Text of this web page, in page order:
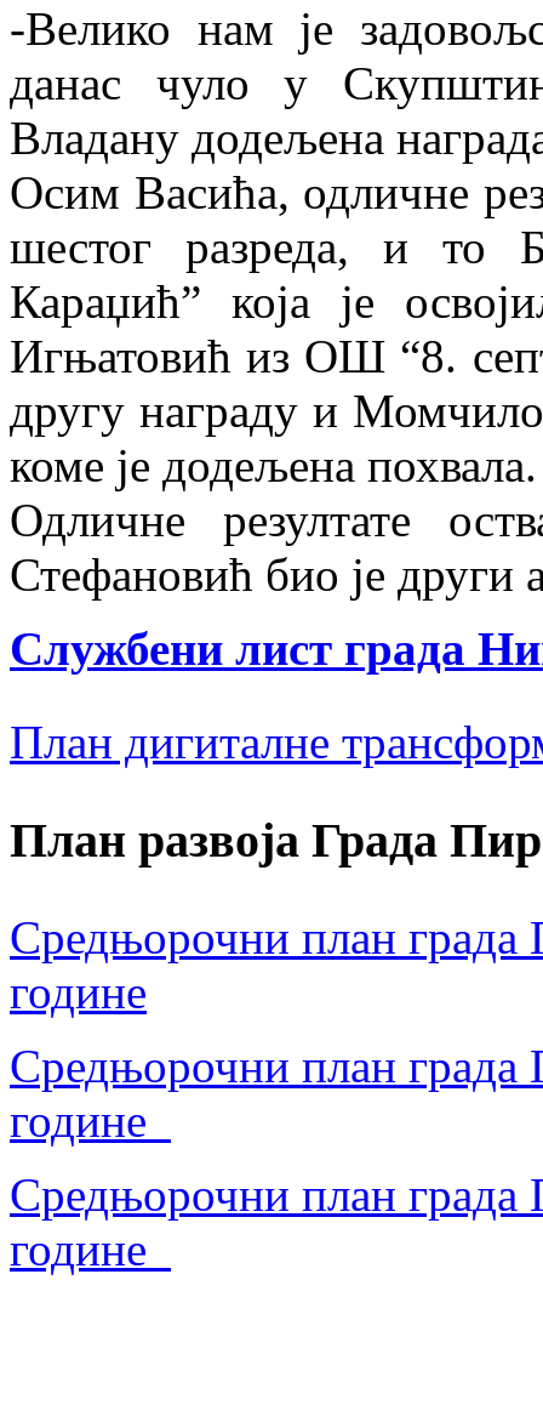
-Велико нам је
данас чуло у
Владану додељена
Осим Васића, одличне
шестог разреда, и то
Караџић” која је
Игњатовић из ОШ “8.
другу награду и
коме је додељена похвала.
Одличне резултате
Стефановић био је
Службени лист града
План дигиталне
План развоја Града
Средњорочни план града
године
Средњорочни план града
године
Средњорочни план града
године